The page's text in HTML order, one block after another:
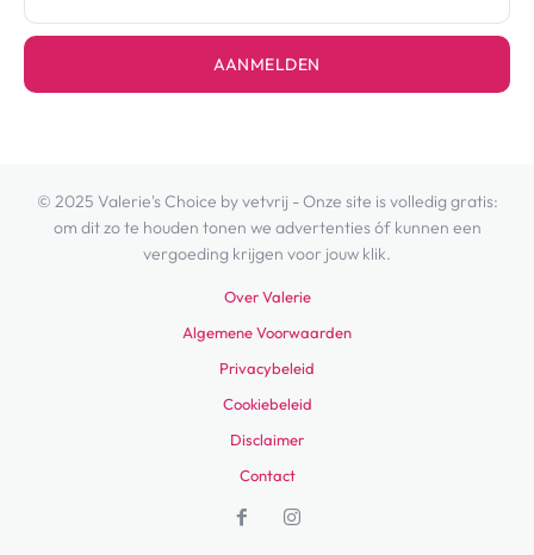
AANMELDEN
© 2025 Valerie's Choice by vetvrij - Onze site is volledig gratis:
om dit zo te houden tonen we advertenties óf kunnen een
vergoeding krijgen voor jouw klik.
Over Valerie
Algemene Voorwaarden
Privacybeleid
Cookiebeleid
Disclaimer
Contact